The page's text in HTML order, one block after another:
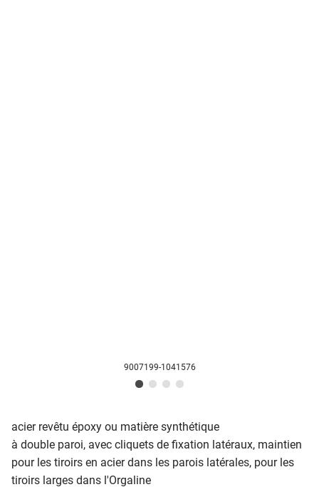
9007199-1041576
acier revêtu époxy ou matière synthétique
à double paroi, avec cliquets de fixation latéraux, maintien
pour les tiroirs en acier dans les parois latérales, pour les
tiroirs larges dans l'Orgaline